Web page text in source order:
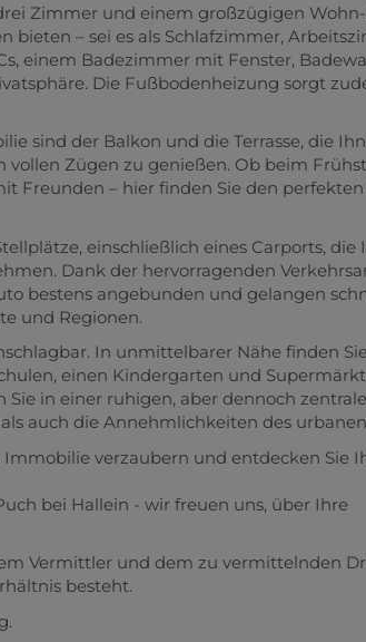
Zimmer und einem großzügigen Wohn-
– sei es als Schlafzimmer,
einem Badezimmer mit Fenster,
Die Fußbodenheizung sorgt
sind der Balkon und die Terrasse, die
Zügen zu genießen. Ob beim
Freunden – hier finden Sie den
einschließlich eines Carports, die
Dank der hervorragenden
bestens angebunden und gelangen
und Regionen.
In unmittelbarer Nähe finden
einen Kindergarten und
Sie in einer ruhigen, aber dennoch
auch die Annehmlichkeiten des
Immobilie verzaubern und entdecken Sie
bei Hallein - wir freuen uns, über Ihre
Vermittler und dem zu vermittelnden
besteht.